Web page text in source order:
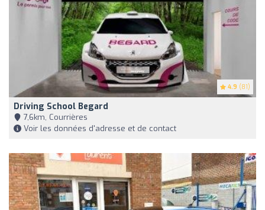
4.9 (81)
Driving School Begard
7,6km, Courrières
Voir les données d'adresse et de contact